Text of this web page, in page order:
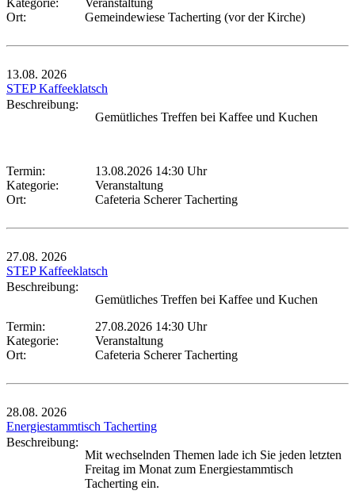
Kategorie:
Veranstaltung
Ort:
Gemeindewiese Tacherting (vor der Kirche)
13.08. 2026
STEP Kaffeeklatsch
Beschreibung:
Gemütliches Treffen bei Kaffee und Kuchen
Termin:
13.08.2026 14:30 Uhr
Kategorie:
Veranstaltung
Ort:
Cafeteria Scherer Tacherting
27.08. 2026
STEP Kaffeeklatsch
Beschreibung:
Gemütliches Treffen bei Kaffee und Kuchen
Termin:
27.08.2026 14:30 Uhr
Kategorie:
Veranstaltung
Ort:
Cafeteria Scherer Tacherting
28.08. 2026
Energiestammtisch Tacherting
Beschreibung:
Mit wechselnden Themen lade ich Sie jeden letzten
Freitag im Monat zum Energiestammtisch
Tacherting ein.